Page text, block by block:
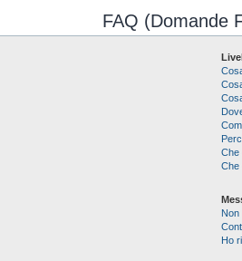
FAQ (Domande
Che
Che
Non
Ho